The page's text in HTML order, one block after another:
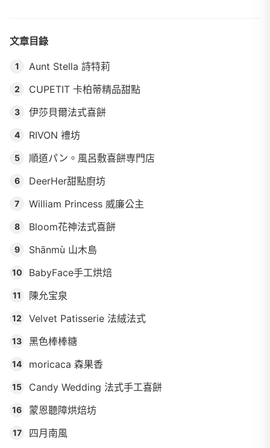
文章目錄
1 Aunt Stella 詩特莉
2 CUPETIT 卡柏蒂精品甜點
3 伊莎貝爾法式喜餅
4 RIVON 禮坊
5 順道パン。風呂敷喜餅専門店
6 DeerHer甜點廚坊
7 William Princess 威廉公主
8 Bloom花神法式喜餅
9 Shānmù 山木島
10 BabyFace手工烘焙
11 陳允宝泉
12 Velvet Patisserie 法絨法式
13 黑色棒棒糖
14 moricaca 森果香
15 Candy Wedding 法式手工喜餅
16 蒙恩聽障烘焙坊
17 四月南風